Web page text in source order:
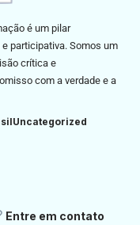
é um pilar
participativa. Somos um
crítica e
com a verdade e a
Uncategorized
Entre em contato